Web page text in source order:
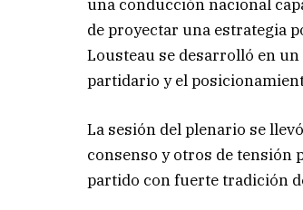
una conducción nacional
de proyectar una estrategia
Lousteau se desarrolló en
partidario y el
La sesión del plenario se
consenso y otros de tensión
partido con fuerte tradición